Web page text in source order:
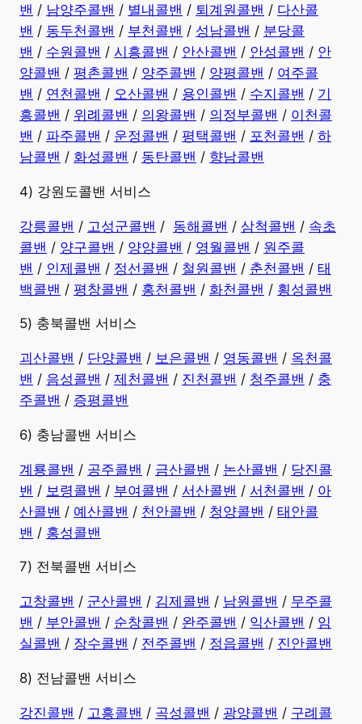
밴 / 남양주콜밴 / 별내콜밴 / 퇴계원콜밴 / 다산콜
밴 / 동두천콜밴 / 부천콜밴 / 성남콜밴 / 분당콜
밴 / 수원콜밴 / 시흥콜밴 / 안산콜밴 / 안성콜밴 / 안
양콜밴 / 평촌콜밴 / 양주콜밴 / 양평콜밴 / 여주콜
밴 / 연천콜밴 / 오산콜밴 / 용인콜밴 / 수지콜밴 / 기
흥콜밴 / 위례콜밴 / 의왕콜밴 / 의정부콜밴 / 이천콜
밴 / 파주콜밴 / 운정콜밴 / 평택콜밴 / 포천콜밴 / 하
남콜밴 / 화성콜밴 / 동탄콜밴 / 향남콜밴
4) 강원도콜밴 서비스
강릉콜밴 / 고성군콜밴 / 동해콜밴 / 삼척콜밴 / 속초
콜밴 / 양구콜밴 / 양양콜밴 / 영월콜밴 / 원주콜
밴 / 인제콜밴 / 정선콜밴 / 철원콜밴 / 춘천콜밴 / 태
백콜밴 / 평창콜밴 / 홍천콜밴 / 화천콜밴 / 횡성콜밴
5) 충북콜밴 서비스
괴산콜밴 / 단양콜밴 / 보은콜밴 / 영동콜밴 / 옥천콜
밴 / 음성콜밴 / 제천콜밴 / 진천콜밴 / 청주콜밴 / 충
주콜밴 / 증평콜밴
6) 충남콜밴 서비스
계룡콜밴 / 공주콜밴 / 금산콜밴 / 논산콜밴 / 당진콜
밴 / 보령콜밴 / 부여콜밴 / 서산콜밴 / 서천콜밴 / 아
산콜밴 / 예산콜밴 / 천안콜밴 / 청양콜밴 / 태안콜
밴 / 홍성콜밴
7) 전북콜밴 서비스
고창콜밴 / 군산콜밴 / 김제콜밴 / 남원콜밴 / 무주콜
밴 / 부안콜밴 / 순창콜밴 / 완주콜밴 / 익산콜밴 / 임
실콜밴 / 장수콜밴 / 전주콜밴 / 정읍콜밴 / 진안콜밴
8) 전남콜밴 서비스
강진콜밴 / 고흥콜밴 / 곡성콜밴 / 광양콜밴 / 구례콜